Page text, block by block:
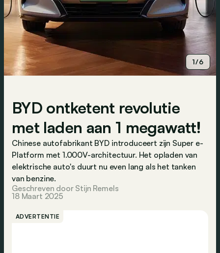
1/6
BYD ontketent revolutie
met laden aan 1 megawatt!
Chinese autofabrikant BYD introduceert zijn Super e-
Platform met 1.000V-architectuur. Het opladen van
elektrische auto's duurt nu even lang als het tanken
van benzine.
Geschreven door Stijn Remels
18 Maart 2025
ADVERTENTIE